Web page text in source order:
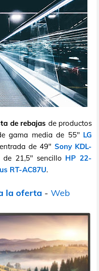
de rebajas de productos
gama media de 55" LG
de 49" Sony KDL-
21,5" sencillo HP 22-
RT-AC87U.
la oferta - Web